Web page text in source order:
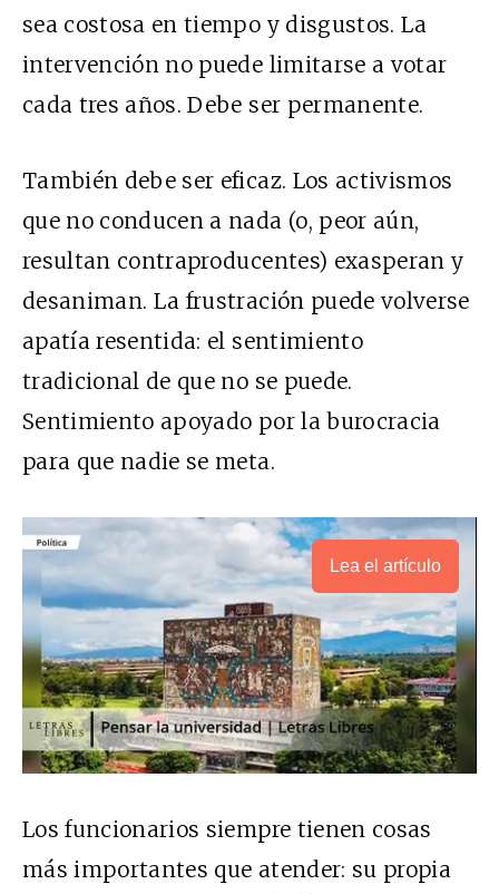
sea costosa en tiempo y disgustos. La
intervención no puede limitarse a votar
cada tres años. Debe ser permanente.
También debe ser eficaz. Los activismos
que no conducen a nada (o, peor aún,
resultan contraproducentes) exasperan y
desaniman. La frustración puede volverse
apatía resentida: el sentimiento
tradicional de que no se puede.
Sentimiento apoyado por la burocracia
para que nadie se meta.
Lea el artículo
Los funcionarios siempre tienen cosas
más importantes que atender: su propia